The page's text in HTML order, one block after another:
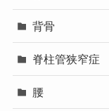
背骨
脊柱管狭窄症
腰